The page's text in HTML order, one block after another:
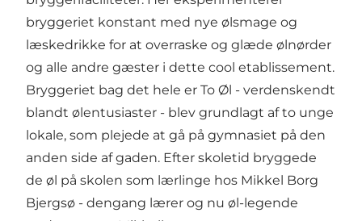
bryggeriet konstant med nye ølsmage og
læskedrikke for at overraske og glæde ølnørder
og alle andre gæster i dette cool etablissement.
Bryggeriet bag det hele er To Øl - verdenskendt
blandt ølentusiaster - blev grundlagt af to unge
lokale, som plejede at gå på gymnasiet på den
anden side af gaden. Efter skoletid bryggede
de øl på skolen som lærlinge hos Mikkel Borg
Bjergsø - dengang lærer og nu øl-legende